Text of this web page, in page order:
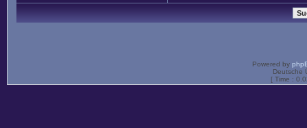
Powered by
Deutsche
[ Time :